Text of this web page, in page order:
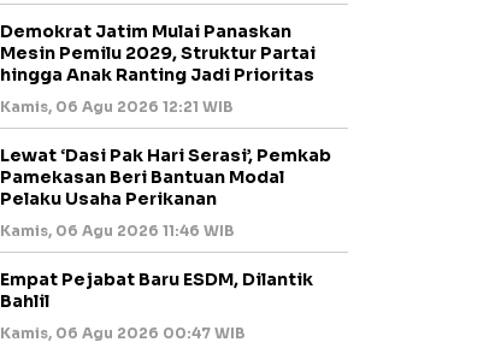
Demokrat Jatim Mulai Panaskan
Mesin Pemilu 2029, Struktur Partai
hingga Anak Ranting Jadi Prioritas
Kamis, 06 Agu 2026 12:21 WIB
Lewat ‘Dasi Pak Hari Serasi’, Pemkab
Pamekasan Beri Bantuan Modal
Pelaku Usaha Perikanan
Kamis, 06 Agu 2026 11:46 WIB
Empat Pejabat Baru ESDM, Dilantik
Bahlil
Kamis, 06 Agu 2026 00:47 WIB